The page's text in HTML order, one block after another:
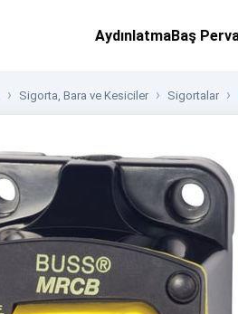
AydınlatmaBaş
Sigorta, Bara ve Kesiciler Sigortalar